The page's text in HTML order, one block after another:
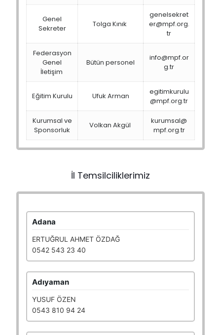
Genel
Sekreter
Tolga Kınık
genelsekret
er@mpf.org.
tr
Federasyon
Genel
İletişim
Bütün personel
info@mpf.or
g.tr
Eğitim Kurulu Ufuk Arman
egitimkurulu
@mpf.org.tr
Kurumsal ve
Sponsorluk
Volkan Akgül
kurumsal@
mpf.org.tr
İl Temsilciliklerimiz
Adana
ERTUĞRUL AHMET ÖZDAĞ
0542 543 23 40
Adıyaman
YUSUF ÖZEN
0543 810 94 24